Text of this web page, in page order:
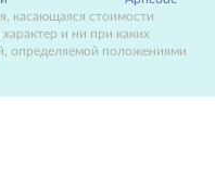
касающаяся стоимости
и ни при каких
определяемой положениями